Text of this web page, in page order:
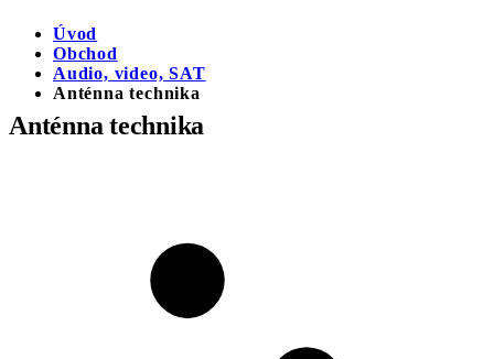
Úvod
Obchod
Audio, video, SAT
Anténna technika
Anténna technika